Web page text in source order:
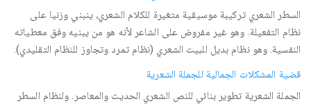
السطر الشعري تركيبة موسيقية متغيرة للكلام الشعري، ينبني وزنيا على
نظام التفعيلة. وهو غير مفروض على الشاعر لأنه هو من يبنيه وفق معطياته
النفسية. وهو نظام بديل للبيت الشعري (نظام تمرد وتجاوز للنظام التقليدي).
قضية المشكلات الجمالية للجملة الشعرية
الجملة الشعرية تطوير بنائي للنص الشعري الحديث والمعاصر. ولنظام السطر